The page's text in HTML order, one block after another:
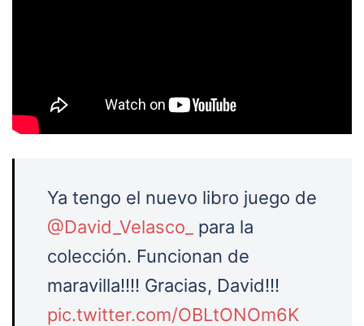
Ya tengo el nuevo libro juego de
@David_Velasco_
para la
colección. Funcionan de
maravilla!!!! Gracias, David!!!
pic.twitter.com/OBLtONOm6K